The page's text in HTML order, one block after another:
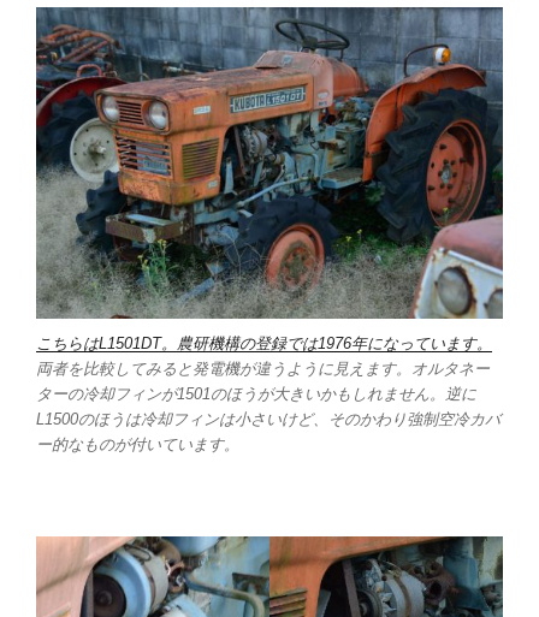
こちらはL1501DT。農研機構の登録では1976年になっています。
両者を比較してみると発電機が違うように見えます。オルタネー
ターの冷却フィンが1501のほうが大きいかもしれません。逆に
L1500のほうは冷却フィンは小さいけど、そのかわり強制空冷カバ
ー的なものが付いています。